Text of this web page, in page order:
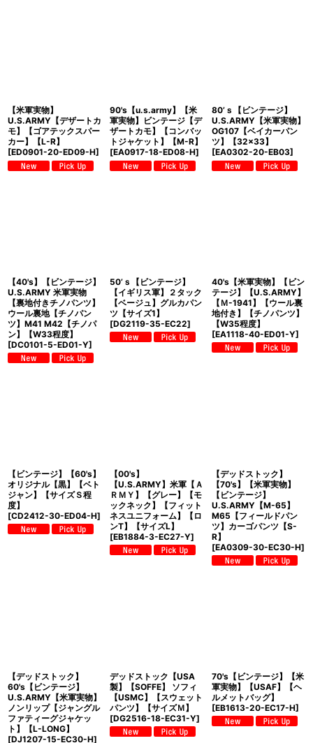
【米軍実物】
U.S.ARMY【デザートカ
モ】【ゴアテックスパー
カー】【L-R】
[ED0901-20-ED09-H]
90's【u.s.army】【米
軍実物】ビンテージ【デ
ザートカモ】【コンバッ
トジャケット】【M-R】
[EA0917-18-ED08-H]
80’ｓ【ビンテージ】
U.S.ARMY【米軍実物】
OG107【ベイカーパン
ツ】【32×33】
[EA0302-20-EB03]
【40's】【ビンテージ】
U.S.ARMY 米軍実物
【裏地付きチノパンツ】
ウール裏地【チノパン
ツ】M41 M42【チノパ
ン】【W33程度】
[DC0101-5-ED01-Y]
50’ｓ【ビンテージ】
【イギリス軍】２タック
【ベージュ】グルカパン
ツ【サイズ1】
[DG2119-35-EC22]
40's【米軍実物】【ビン
テージ】【U.S.ARMY】
【Ｍ-1941】【ウール裏
地付き】【チノパンツ】
【W35程度】
[EA1118-40-ED01-Y]
【ビンテージ】【60's】
オリジナル【黒】【ベト
ジャン】【サイズＳ程
度】
[CD2412-30-ED04-H]
【00's】
【U.S.ARMY】米軍【Ａ
ＲＭＹ】【グレー】【モ
ックネック】【フィット
ネスユニフォーム】【ロ
ンT】【サイズL】
[EB1884-3-EC27-Y]
【デッドストック】
【70's】【米軍実物】
【ビンテージ】
U.S.ARMY【M-65】
M65【フィールドパン
ツ】カーゴパンツ【S-
R】
[EA0309-30-EC30-H]
【デッドストック】
60's【ビンテージ】
U.S.ARMY【米軍実物】
ノンリップ【ジャングル
ファティーグジャケッ
ト】【L-LONG】
[DJ1207-15-EC30-H]
デッドストック【USA
製】【SOFFE】 ソフィ
【USMC】【スウェット
パンツ】【サイズＭ】
[DG2516-18-EC31-Y]
70's【ビンテージ】【米
軍実物】【USAF】【ヘ
ルメットバッグ】
[EB1613-20-EC17-H]